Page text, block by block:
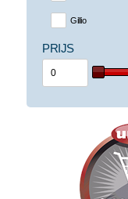
Gillio
PRIJS